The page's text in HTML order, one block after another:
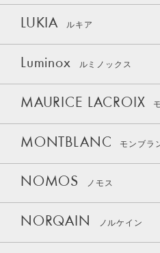
LUKIA ルキア
Luminox ルミノックス
MAURICE LACROIX
MONTBLANC モンブラ
NOMOS ノモス
NORQAIN ノルケイン